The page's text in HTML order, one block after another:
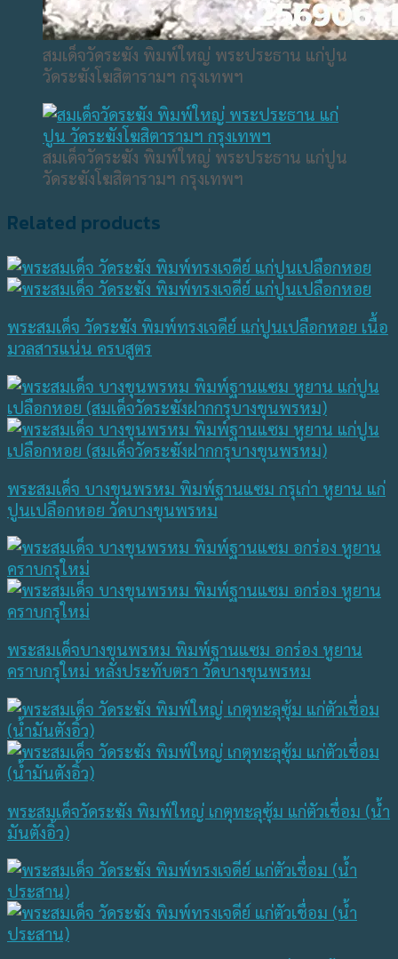
สมเด็จวัดระฆัง พิมพ์ใหญ่ พระประธาน แก่ปูน
วัดระฆังโฆสิตารามฯ กรุงเทพฯ
สมเด็จวัดระฆัง พิมพ์ใหญ่ พระประธาน แก่ปูน
วัดระฆังโฆสิตารามฯ กรุงเทพฯ
Related products
พระสมเด็จ วัดระฆัง พิมพ์ทรงเจดีย์ แก่ปูนเปลือกหอย เนื้อ
มวลสารแน่น ครบสูตร
พระสมเด็จ บางขุนพรหม พิมพ์ฐานแซม กรุเก่า หูยาน แก่
ปูนเปลือกหอย วัดบางขุนพรหม
พระสมเด็จบางขุนพรหม พิมพ์ฐานแซม อกร่อง หูยาน
คราบกรุใหม่ หลังประทับตรา วัดบางขุนพรหม
พระสมเด็จวัดระฆัง พิมพ์ใหญ่ เกตุทะลุซุ้ม แก่ตัวเชื่อม (น้ำ
มันตังอิ้ว)